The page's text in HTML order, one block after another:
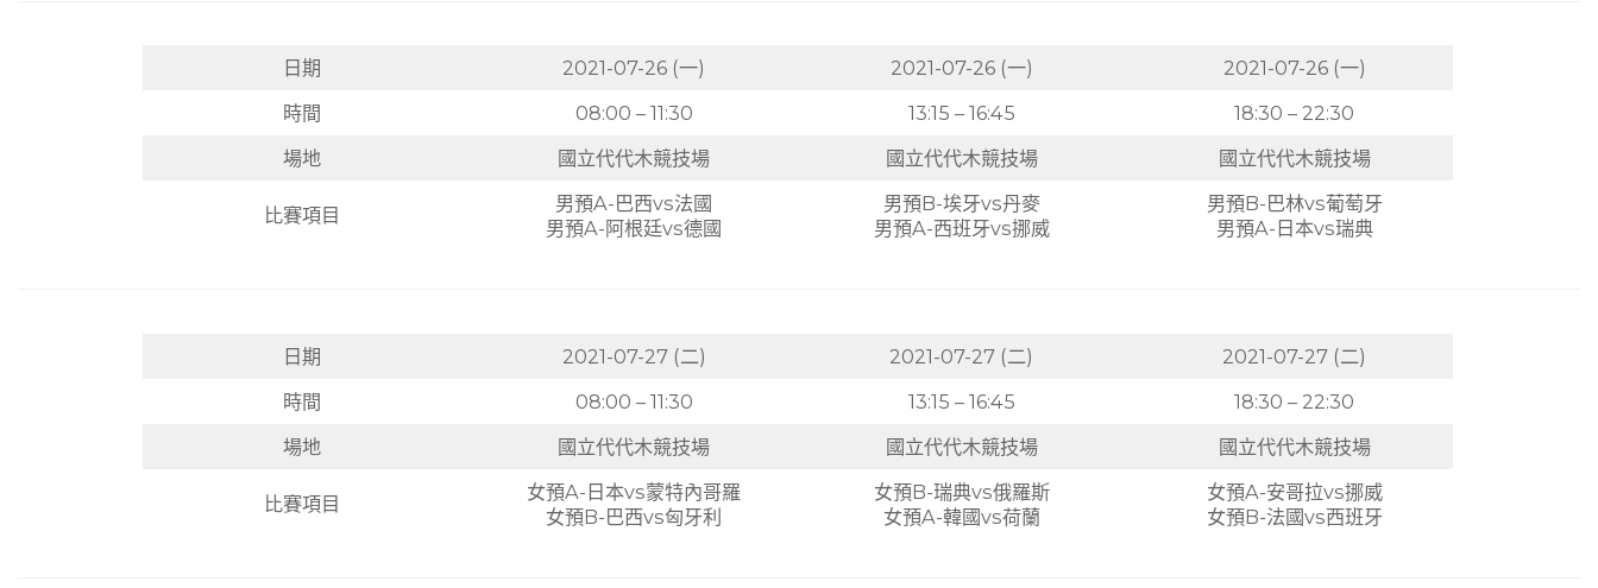
日期 2021-07-26 (一) 2021-07-26 (一)
2021-07-26 (一)
時間
08:00 – 11:30 13:15 – 16:45
18:30 – 22:30
場地
國立代代木競技場 國立代代木競技場 國立代代木競技場
比賽項目
男預A-巴西vs法國
男預A-阿根廷vs德國
男預B-埃牙vs丹麥
男預A-西班牙vs挪威
男預B-巴林vs葡萄牙
男預A-日本vs瑞典
日期 2021-07-27 (二) 2021-07-27 (二)
2021-07-27 (二)
時間
08:00 – 11:30 13:15 – 16:45
18:30 – 22:30
場地
國立代代木競技場 國立代代木競技場 國立代代木競技場
比賽項目
女預A-日本vs蒙特內哥羅
女預B-巴西vs匈牙利
女預B-瑞典vs俄羅斯
女預A-韓國vs荷蘭
女預A-安哥拉vs挪威
女預B-法國vs西班牙